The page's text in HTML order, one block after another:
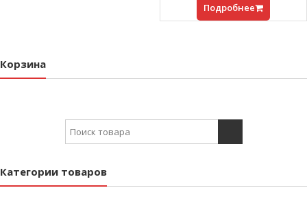
Подробнее
Корзина
Search for:
Категории товаров